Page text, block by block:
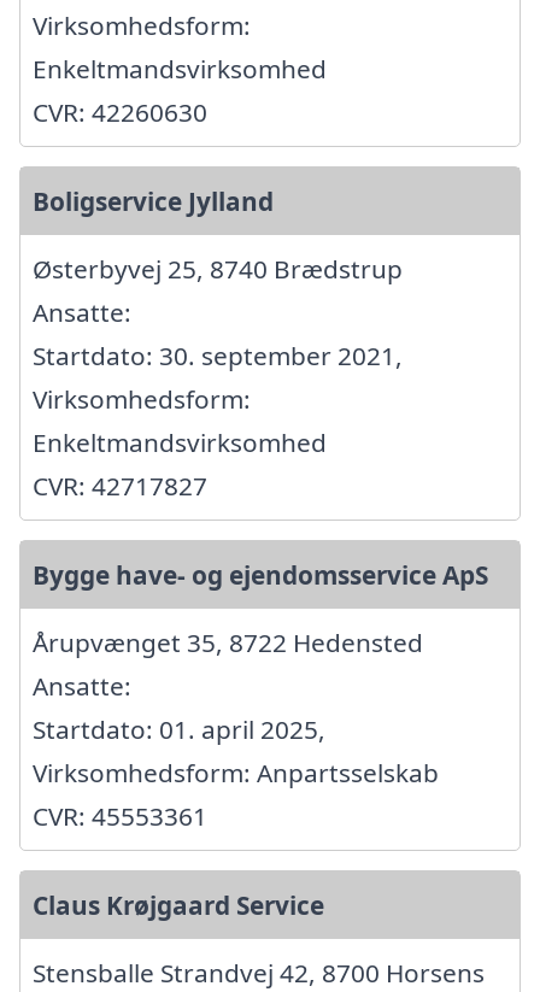
Virksomhedsform:
Enkeltmandsvirksomhed
CVR: 42260630
Boligservice Jylland
Østerbyvej 25, 8740 Brædstrup
Ansatte:
Startdato: 30. september 2021,
Virksomhedsform:
Enkeltmandsvirksomhed
CVR: 42717827
Bygge have- og ejendomsservice ApS
Årupvænget 35, 8722 Hedensted
Ansatte:
Startdato: 01. april 2025,
Virksomhedsform: Anpartsselskab
CVR: 45553361
Claus Krøjgaard Service
Stensballe Strandvej 42, 8700 Horsens